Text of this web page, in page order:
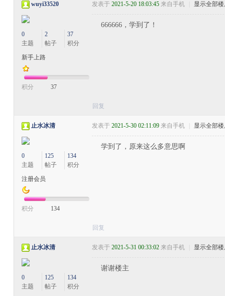
wuyi33520
0
主题
2
帖子
37
积分
新手上路
积分 37
发表于 2021-5-20 18:03:45 来自手机 显示全部
666666，学到了！
回复
止水冰清
0
主题
125
帖子
134
积分
注册会员
积分 134
发表于 2021-5-30 02:11:09 来自手机 显示全部
学到了，原来这么多意思啊
回复
止水冰清
0
主题
125
帖子
134
积分
发表于 2021-5-31 00:33:02 来自手机 显示全部
谢谢楼主